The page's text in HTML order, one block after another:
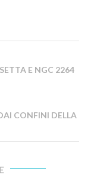
E NGC 2264
CONFINI DELLA